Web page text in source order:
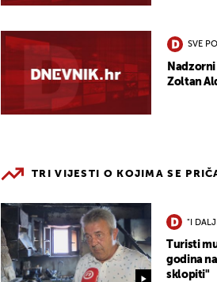
SVE
Zoltan
TRI VIJESTI O KOJIMA SE
"I
Turisti
godina
sklopiti"